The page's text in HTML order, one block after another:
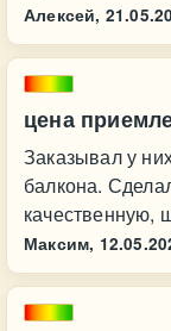
Алексей,
цена
Заказывал у
балкона.
качественную,
Максим,